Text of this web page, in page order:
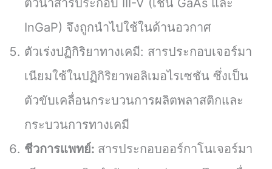
InGaP) จึงถูกนำไปใช้ในด้านอวกาศ
ตัวเร่งปฏิกิริยาทางเคมี: สารประกอบเจอร์มา
เนียมใช้ในปฏิกิริยาพอลิเมอไรเซชัน ซึ่งเป็น
ตัวขับเคลื่อนกระบวนการผลิตพลาสติกและ
กระบวนการทางเคมี
ชีวการแพทย์: สารประกอบออร์กาโนเจอร์มา